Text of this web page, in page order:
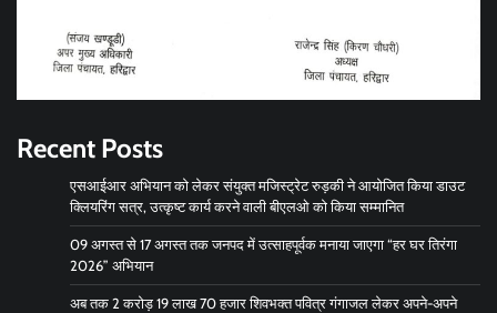
Recent Posts
एसआईआर अभियान को लेकर संयुक्त मजिस्ट्रेट रुड़की ने आयोजित किया डाउट
क्लियरिंग सत्र, उत्कृष्ट कार्य करने वाली बीएलओ को किया सम्मानित
09 अगस्त से 17 अगस्त तक जनपद में उत्साहपूर्वक मनाया जाएगा “हर घर तिरंगा
2026” अभियान
अब तक 2 करोड़ 19 लाख 70 हजार शिवभक्त पवित्र गंगाजल लेकर अपने-अपने